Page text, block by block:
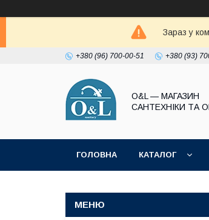
Зараз у
+380 (96) 700-00-51 +380 (93)
O&L — МАГАЗИН
САНТЕХНІКИ ТА
ГОЛОВНА КАТАЛОГ